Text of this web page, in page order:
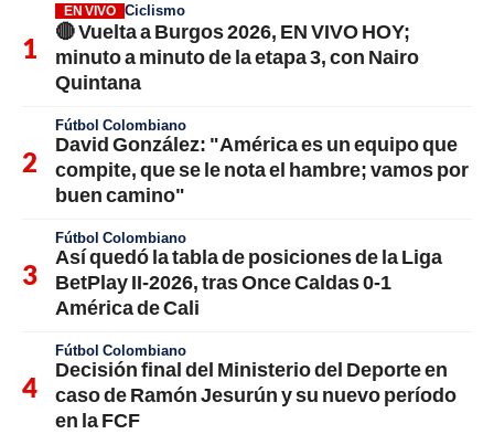
EN VIVO Ciclismo
🔴 Vuelta a Burgos 2026, EN VIVO HOY;
minuto a minuto de la etapa 3, con Nairo
Quintana
Fútbol Colombiano
David González: "América es un equipo que
compite, que se le nota el hambre; vamos por
buen camino"
Fútbol Colombiano
Así quedó la tabla de posiciones de la Liga
BetPlay II-2026, tras Once Caldas 0-1
América de Cali
Fútbol Colombiano
Decisión final del Ministerio del Deporte en
caso de Ramón Jesurún y su nuevo período
en la FCF